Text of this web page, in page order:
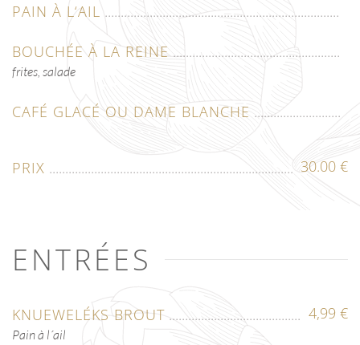
PAIN À L‘AIL
BOUCHÉE À LA REINE
frites, salade
CAFÉ GLACÉ OU DAME BLANCHE
PRIX 30.00 €
ENTRÉES
KNUEWELÉKS BROUT 4,99 €
Pain à l´ail